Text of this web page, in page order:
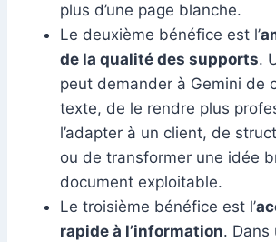
plus d’une page blanche.
Le deuxième bénéfice est l’
de la qualité des supports.
peut demander à Gemini de
texte, de le rendre plus
l’adapter à un client, de
ou de transformer une idée
document exploitable.
Le troisième bénéfice est l’
rapide à l’information. Dans